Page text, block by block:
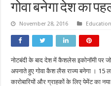
गोवा बनेगा देश का
November 28, 2016
नोटबंदी के बाद देश में कैशलेस इकोनॉमी पर
अपनाते हुए गोवा कैश लैस राज्य बनेगा । 15
कारोबारियों और ग्राहकों के लिए पेमेंट का